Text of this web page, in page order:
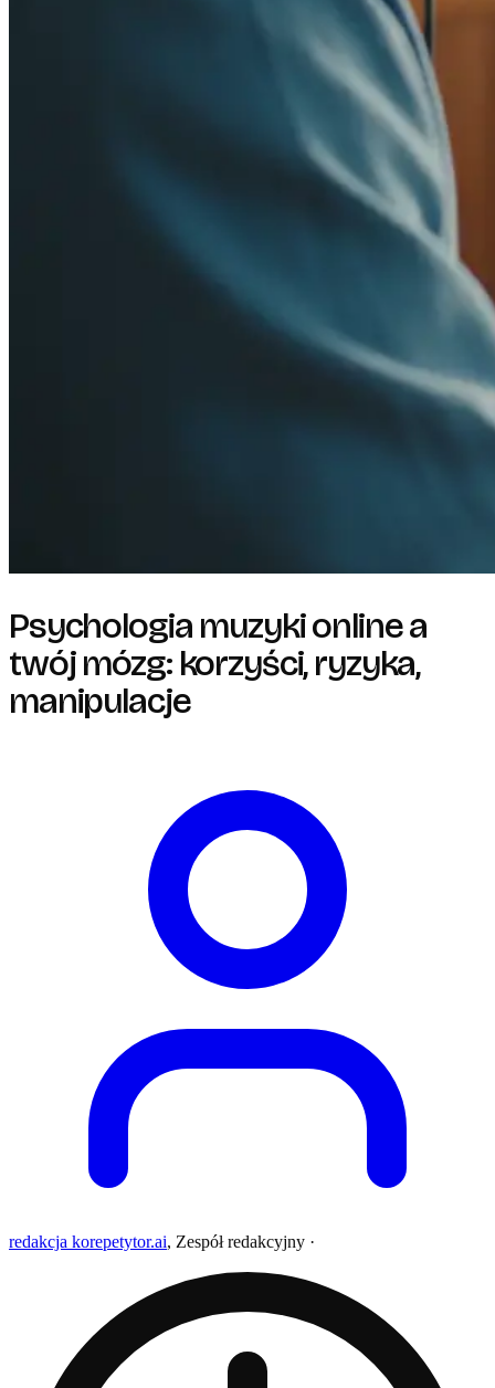
Psychologia muzyki online a
twój mózg: korzyści, ryzyka,
manipulacje
redakcja korepetytor.ai, Zespół redakcyjny ·